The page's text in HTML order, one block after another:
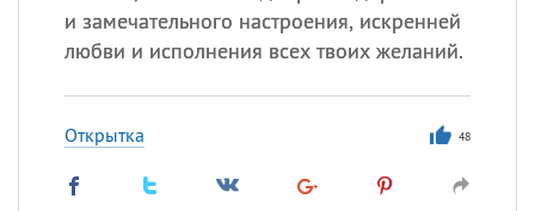
и замечательного настроения, искренней
любви и исполнения всех твоих желаний.
Открытка 48